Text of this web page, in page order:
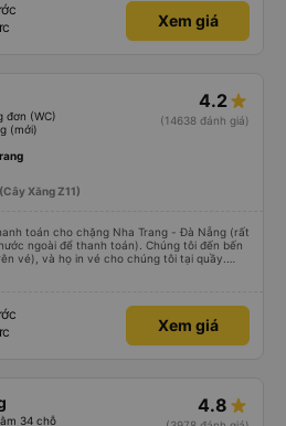
Xem giá
đơn (WC)
(mới)
4.2
(14638 đánh giá)
Xăng Z11)
toán cho chặng Nha Trang - Đà Nẵng (rất
ngoài để thanh toán). Chúng tôi đến bến
vé), và họ in vé cho chúng tôi tại quầy.
vé chiều về trực tiếp tại quầy, vì giá vé trên
thoảng trời khá lạnh, và chăn mền thì hơi
để sạc điện thoại hoạt động tốt, và có giấy
tôi trở về từ Đà Nẵng (bến xe Đà Nẵng,
Họ cũng vận chuyển hàng hóa trong
những điểm dừng chân. Tôi khuyên bạn nên
VIP.
Xem giá
34 chỗ
4.8